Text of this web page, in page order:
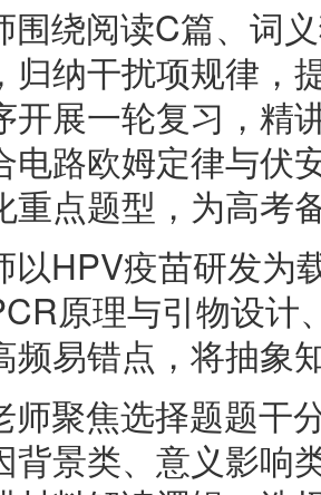
围绕阅读C篇、词
归纳干扰项规律，
开展一轮复习，精
电路欧姆定律与伏
重点题型，为高考
以HPV疫苗研发为
原理与引物设计
频易错点，将抽象
师聚焦选择题题干
背景类、意义影响